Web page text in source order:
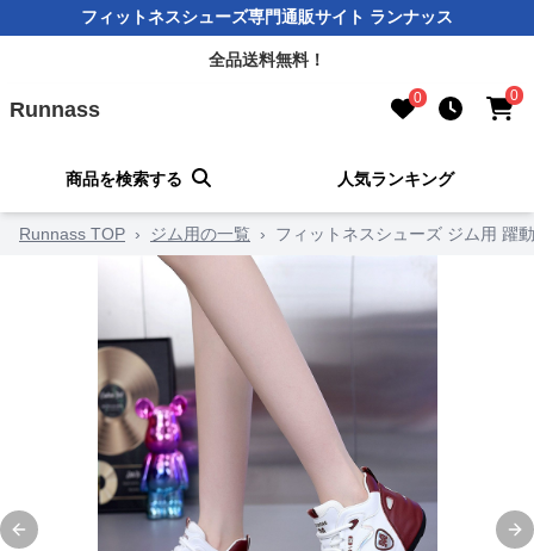
フィットネスシューズ専門通販サイト ランナッス
全品送料無料！
Runnass 0 0
商品を検索する 人気ランキング
Runnass TOP › ジム用の一覧 › フィットネスシューズ ジム用 躍
Previous slide